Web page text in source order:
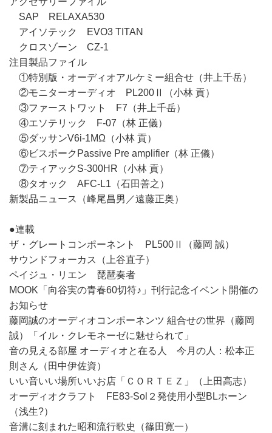
SAP RELAXA530
アイソテック EVO3 TITAN
クロスゾーン CZ-1
注目製品ファイル
①特別版・オーディオアルケミー組合せ（井上千岳）
②モニターオーディオ PL200Ⅱ（小林 貢）
③ファーストワット F7（井上千岳）
④エソテリック F-07（林 正儀）
⑤ダッサンV6i-1MΩ（小林 貢）
⑥ビスポークPassive Pre amplifier（林 正儀）
⑦ティアックS-300HR（小林 貢）
⑧タオック AFC-L1（石田善之）
新製品ニュース（峰尾昌男／遠藤正奥）
●連載
ザ・グレートコンポーネント PL500Ⅱ（藤岡 誠）
サウンドフォーカス（上谷直子）
ペイジュ・リエン 琵琶奏者
MOOK「向谷実の青春60切符♪」刊行記念イベント開催の
お知らせ
藤岡誠のオーディオコンポーネンツ 組合せの世界（藤岡
誠）「イル・クレモネーゼに魅せられて」
音の見える部屋 オーディオと在る人 今月の人：松本正
則さん（田中伊佐資）
いい音いい場所いいお店「ＣＯＲＴＥＺ」（上田高志）
オーディオクラフト FE83-Sol２発使用小型BLホーン
（浅生?）
音溝に刻まれた昭和流行歌史（篠田寛一）